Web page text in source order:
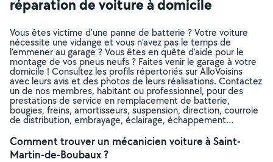
réparation de voiture à domicile
Vous êtes victime d’une panne de batterie ? Votre voiture
nécessite une vidange et vous n’avez pas le temps de
l’emmener au garage ? Vous êtes en quête d’aide pour le
montage de vos pneus neufs ? Faites venir le garage à votre
domicile ! Consultez les profils répertoriés sur AlloVoisins
avec leurs avis et des photos de leurs réalisations. Contactez
un de nos membres, habitant ou professionnel, pour des
prestations de service en remplacement de batterie,
bougies, freins, amortisseurs, suspension, direction, courroie
de distribution, embrayage, éclairage, échappement…
Comment trouver un mécanicien voiture à Saint-
Martin-de-Boubaux ?